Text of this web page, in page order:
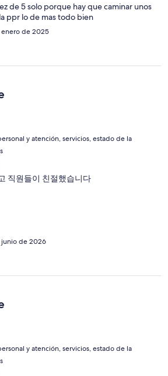
de 5 solo porque hay que caminar unos
ppr lo de mas todo bien
enero de 2025
y atención, servicios, estado de la
직원들이 친절했습니다
junio de 2026
y atención, servicios, estado de la